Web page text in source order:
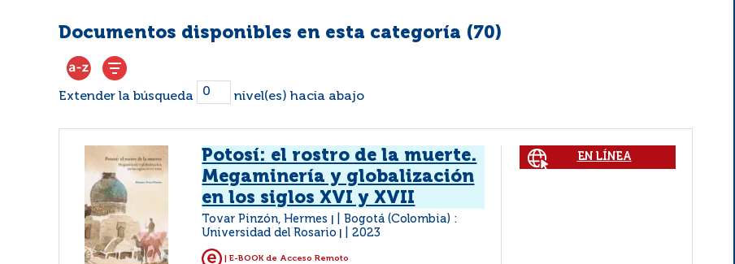
Documentos disponibles en esta categoría (70)
Extender la búsqueda nivel(es) hacia abajo
Potosí: el rostro de la muerte.
Megaminería y globalización
en los siglos XVI y XVII
Tovar Pinzón, Hermes
Bogotá (Colombia) :
Universidad del Rosario
2023
| E-BOOK de Acceso Remoto
EN LÍNEA